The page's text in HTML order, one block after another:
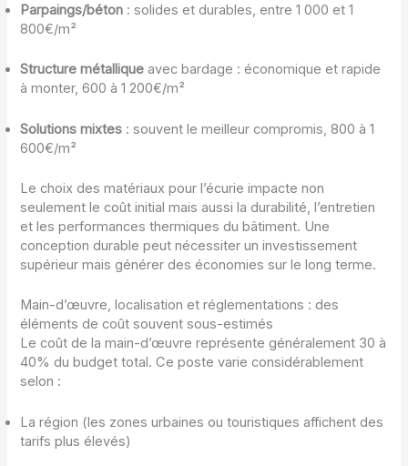
Parpaings/béton : solides et durables, entre 1 000 et 1
800€/m²
Structure métallique avec bardage : économique et rapide
à monter, 600 à 1 200€/m²
Solutions mixtes : souvent le meilleur compromis, 800 à 1
600€/m²
Le choix des matériaux pour l’écurie impacte non
seulement le coût initial mais aussi la durabilité, l’entretien
et les performances thermiques du bâtiment. Une
conception durable peut nécessiter un investissement
supérieur mais générer des économies sur le long terme.
Main-d’œuvre, localisation et réglementations : des
éléments de coût souvent sous-estimés
Le coût de la main-d’œuvre représente généralement 30 à
40% du budget total. Ce poste varie considérablement
selon :
La région (les zones urbaines ou touristiques affichent des
tarifs plus élevés)